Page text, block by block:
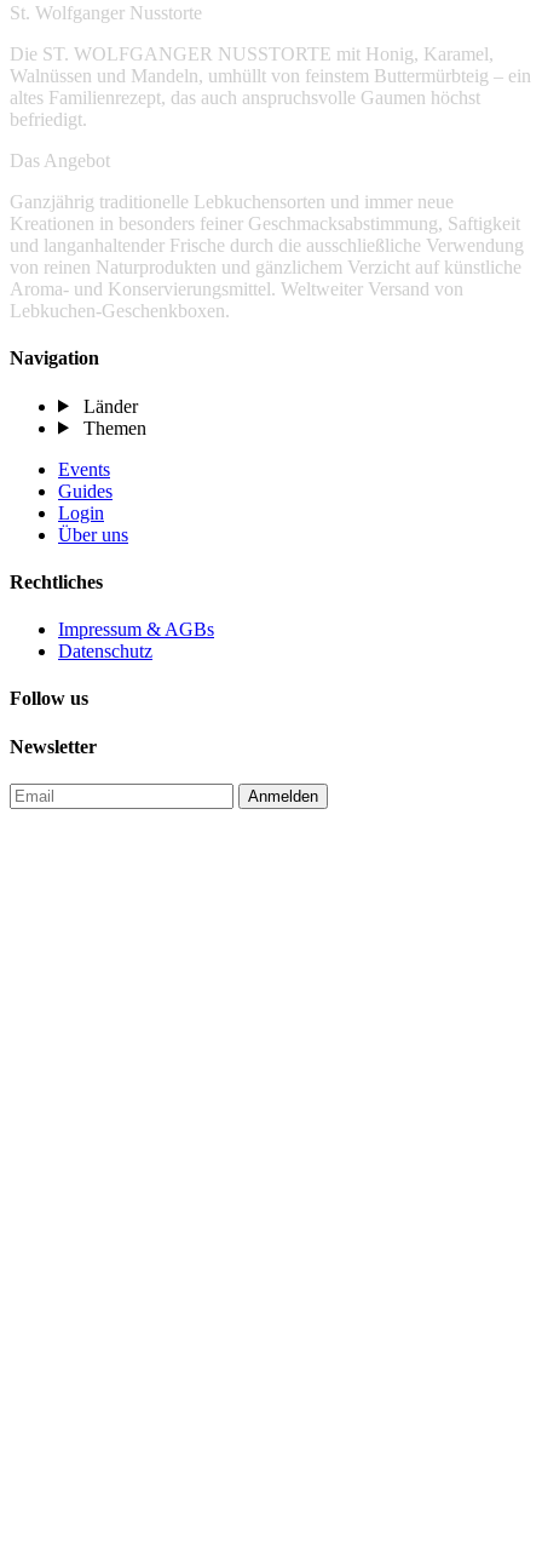
St. Wolfganger Nusstorte
Die ST. WOLFGANGER NUSSTORTE mit Honig, Karamel,
Walnüssen und Mandeln, umhüllt von feinstem Buttermürbteig – ein
altes Familienrezept, das auch anspruchsvolle Gaumen höchst
befriedigt.
Das Angebot
Ganzjährig traditionelle Lebkuchensorten und immer neue
Kreationen in besonders feiner Geschmacksabstimmung, Saftigkeit
und langanhaltender Frische durch die ausschließliche Verwendung
von reinen Naturprodukten und gänzlichem Verzicht auf künstliche
Aroma- und Konservierungsmittel. Weltweiter Versand von
Lebkuchen-Geschenkboxen.
Navigation
Länder
Themen
Events
Guides
Login
Über uns
Rechtliches
Impressum & AGBs
Datenschutz
Follow us
Newsletter
Anmelden